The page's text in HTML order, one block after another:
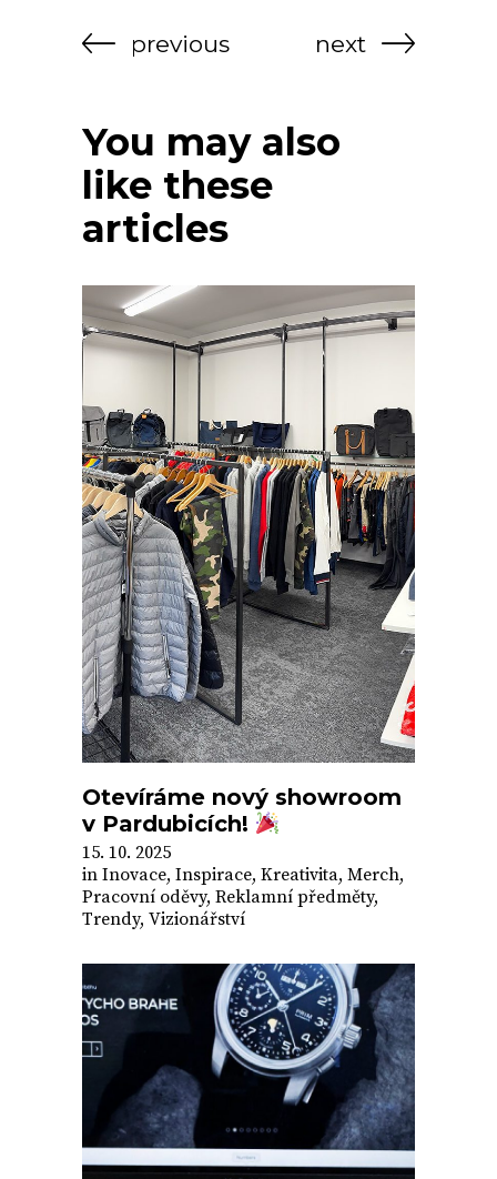
previous next
You may also
like these
articles
Otevíráme nový showroom
v Pardubicích!
15. 10. 2025
in Inovace, Inspirace, Kreativita, Merch,
Pracovní oděvy, Reklamní předměty,
Trendy, Vizionářství